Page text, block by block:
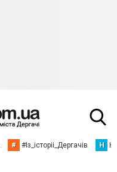
# #Із_історіі_Дергачів Н